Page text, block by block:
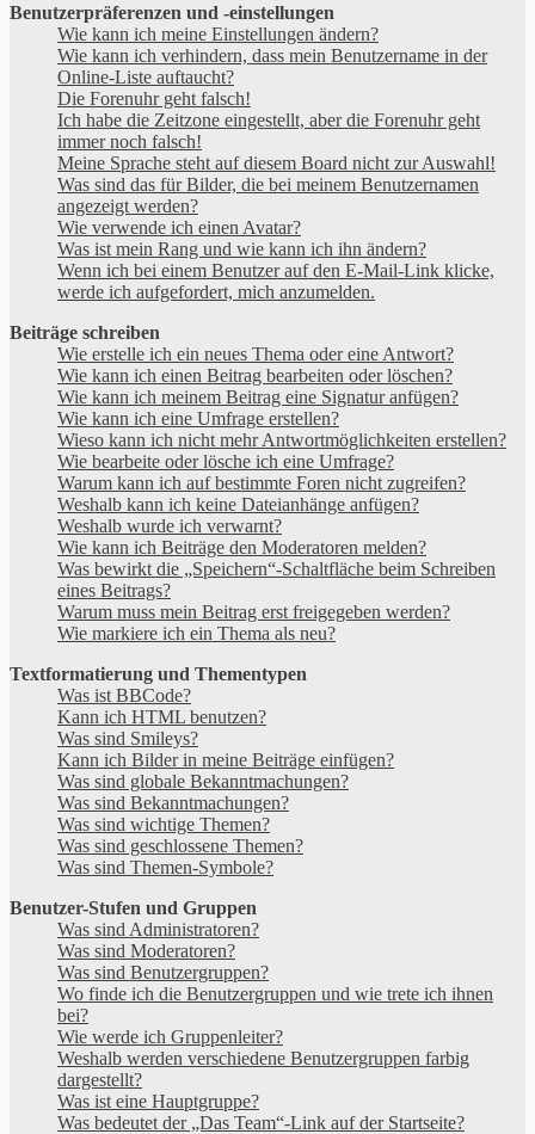
Benutzerpräferenzen und -einstellungen
Wie kann ich meine Einstellungen ändern?
Wie kann ich verhindern, dass mein Benutzername in der
Online-Liste auftaucht?
Die Forenuhr geht falsch!
Ich habe die Zeitzone eingestellt, aber die Forenuhr geht
immer noch falsch!
Meine Sprache steht auf diesem Board nicht zur Auswahl!
Was sind das für Bilder, die bei meinem Benutzernamen
angezeigt werden?
Wie verwende ich einen Avatar?
Was ist mein Rang und wie kann ich ihn ändern?
Wenn ich bei einem Benutzer auf den E-Mail-Link klicke,
werde ich aufgefordert, mich anzumelden.
Beiträge schreiben
Wie erstelle ich ein neues Thema oder eine Antwort?
Wie kann ich einen Beitrag bearbeiten oder löschen?
Wie kann ich meinem Beitrag eine Signatur anfügen?
Wie kann ich eine Umfrage erstellen?
Wieso kann ich nicht mehr Antwortmöglichkeiten erstellen?
Wie bearbeite oder lösche ich eine Umfrage?
Warum kann ich auf bestimmte Foren nicht zugreifen?
Weshalb kann ich keine Dateianhänge anfügen?
Weshalb wurde ich verwarnt?
Wie kann ich Beiträge den Moderatoren melden?
Was bewirkt die „Speichern“-Schaltfläche beim Schreiben
eines Beitrags?
Warum muss mein Beitrag erst freigegeben werden?
Wie markiere ich ein Thema als neu?
Textformatierung und Thementypen
Was ist BBCode?
Kann ich HTML benutzen?
Was sind Smileys?
Kann ich Bilder in meine Beiträge einfügen?
Was sind globale Bekanntmachungen?
Was sind Bekanntmachungen?
Was sind wichtige Themen?
Was sind geschlossene Themen?
Was sind Themen-Symbole?
Benutzer-Stufen und Gruppen
Was sind Administratoren?
Was sind Moderatoren?
Was sind Benutzergruppen?
Wo finde ich die Benutzergruppen und wie trete ich ihnen
bei?
Wie werde ich Gruppenleiter?
Weshalb werden verschiedene Benutzergruppen farbig
dargestellt?
Was ist eine Hauptgruppe?
Was bedeutet der „Das Team“-Link auf der Startseite?